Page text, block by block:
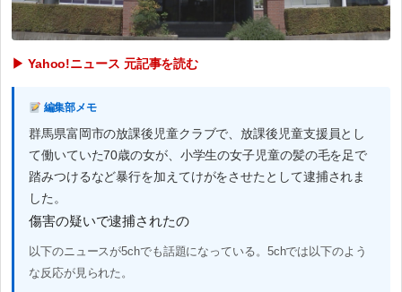
▶ Yahoo!ニュース 元記事を読む
編集部メモ
群馬県富岡市の放課後児童クラブで、放課後児童支援員とし
て働いていた70歳の女が、小学生の女子児童の髪の毛を足で
踏みつけるなど暴行を加えてけがをさせたとして逮捕されま
した。
傷害の疑いで逮捕されたの
以下のニュースが5chでも話題になっている。5chでは以下のよう
な反応が見られた。